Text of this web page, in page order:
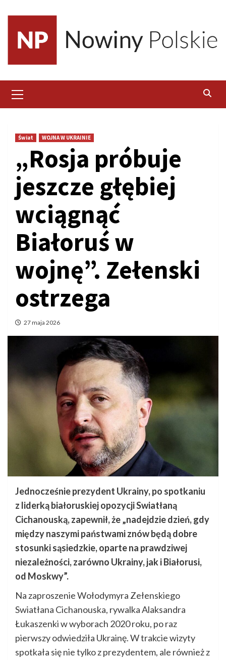
content
Menu
Świat WOJNA W UKRAINIE
„Rosja próbuje
jeszcze głębiej
wciągnąć
Białoruś w
wojnę”. Zełenski
ostrzega
27 maja 2026
Jednocześnie prezydent Ukrainy, po spotkaniu
z liderką białoruskiej opozycji Swiatłaną
Cichanouską, zapewnił, że „nadejdzie dzień, gdy
między naszymi państwami znów będą dobre
stosunki sąsiedzkie, oparte na prawdziwej
niezależności, zarówno Ukrainy, jak i Białorusi,
od Moskwy”.
Na zaproszenie Wołodymyra Zełenskiego
Swiatłana Cichanouska, rywalka Alaksandra
Łukaszenki w wyborach 2020 roku, po raz
pierwszy odwiedziła Ukrainę. W trakcie wizyty
spotkała się nie tylko z prezydentem, ale również z